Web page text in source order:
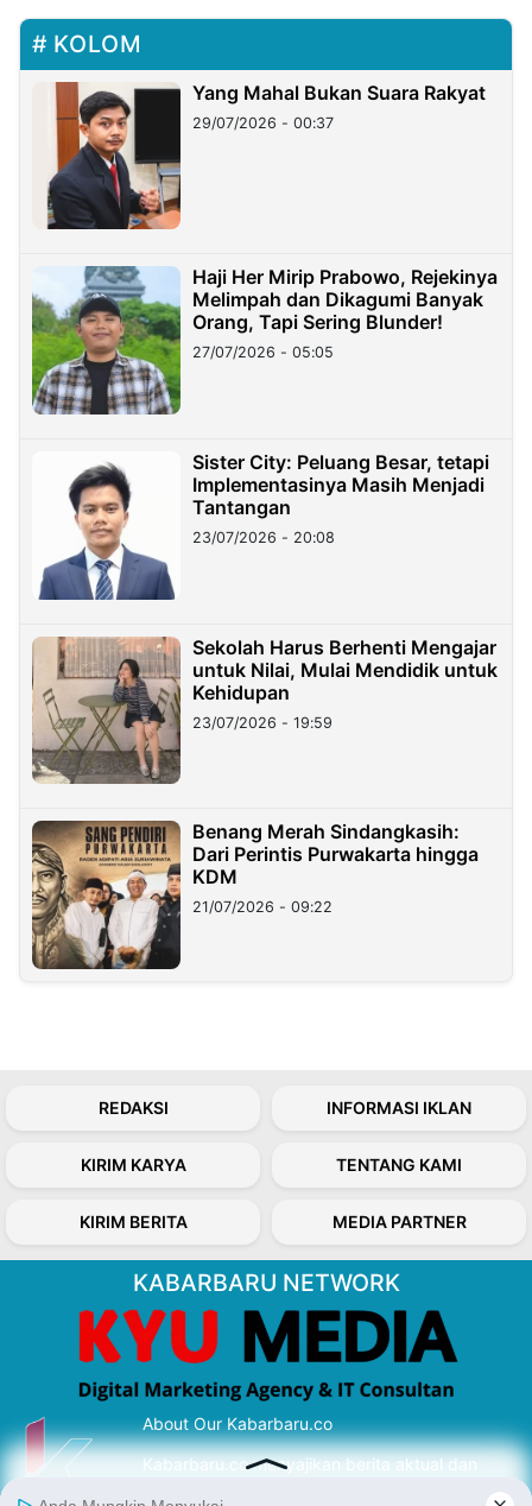
KOLOM
Yang Mahal Bukan Suara Rakyat
29/07/2026 - 00:37
Haji Her Mirip Prabowo, Rejekinya
Melimpah dan Dikagumi Banyak
Orang, Tapi Sering Blunder!
27/07/2026 - 05:05
Sister City: Peluang Besar, tetapi
Implementasinya Masih Menjadi
Tantangan
23/07/2026 - 20:08
Sekolah Harus Berhenti Mengajar
untuk Nilai, Mulai Mendidik untuk
Kehidupan
23/07/2026 - 19:59
Benang Merah Sindangkasih:
Dari Perintis Purwakarta hingga
KDM
21/07/2026 - 09:22
REDAKSI INFORMASI IKLAN
KIRIM KARYA TENTANG KAMI
KIRIM BERITA MEDIA PARTNER
KABARBARU NETWORK
About Our Kabarbaru.co
Kabarbaru.co menyajikan berita aktual dan